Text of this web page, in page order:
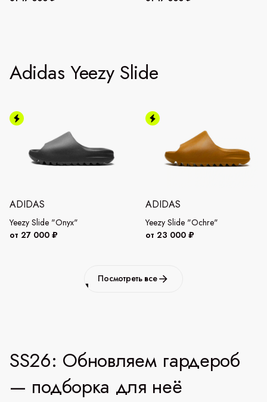
Adidas Yeezy Slide
ADIDAS
Yeezy Slide "Onyx"
от 27 000 ₽
ADIDAS
Yeezy Slide "Ochre"
от 23 000 ₽
Посмотреть все
SS26: Обновляем гардероб
— подборка для неё